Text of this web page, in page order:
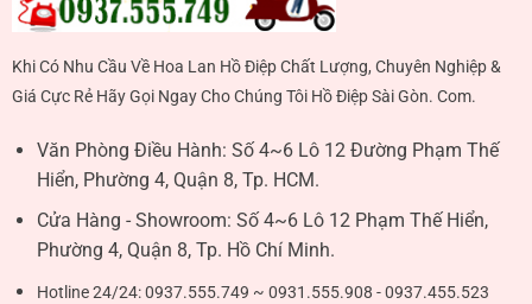
Khi Có Nhu Cầu Về Hoa Lan Hồ Điệp Chất Lượng, Chuyên Nghiệp &
Giá Cực Rẻ Hãy Gọi Ngay Cho Chúng Tôi Hồ Điệp Sài Gòn. Com.
Văn Phòng Điều Hành: Số 4~6 Lô 12 Đường Phạm Thế
Hiển, Phường 4, Quận 8, Tp. HCM.
Cửa Hàng - Showroom: Số 4~6 Lô 12 Phạm Thế Hiển,
Phường 4, Quận 8, Tp. Hồ Chí Minh.
Hotline 24/24:0937.555.749 ~ 0931.555.908 - 0937.455.523